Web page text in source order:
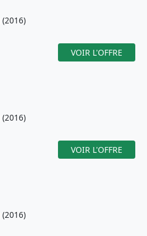
(2016)
VOIR L'OFFRE
(2016)
VOIR L'OFFRE
(2016)